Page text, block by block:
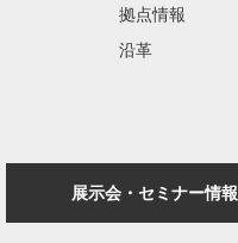
拠点情報
沿革
展示会・セミナー情報